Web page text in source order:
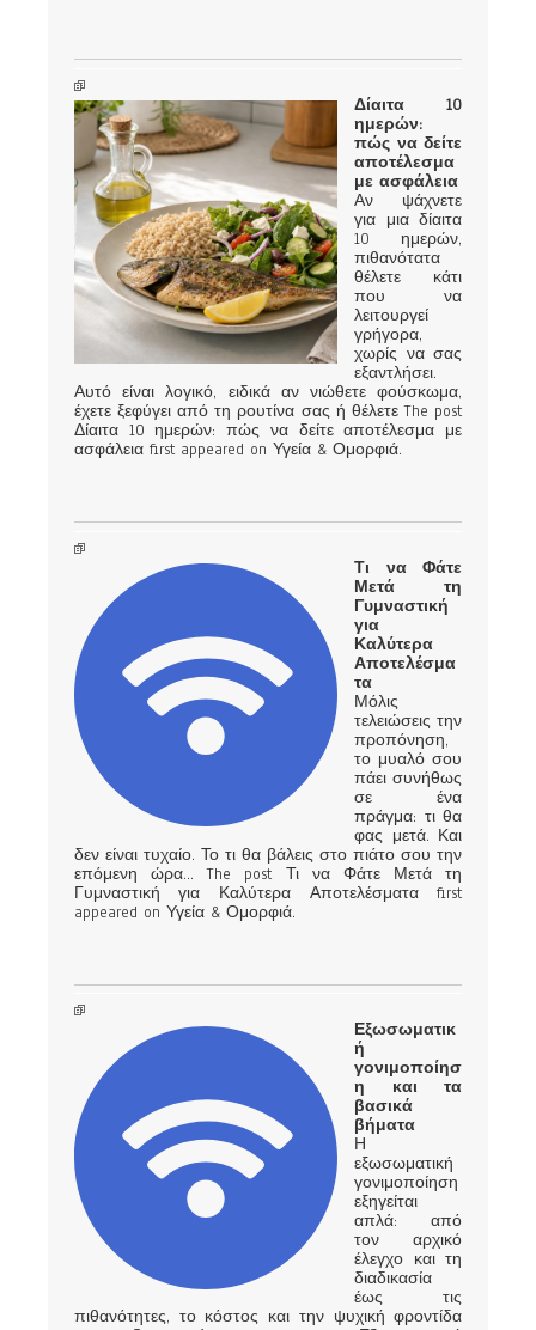
Δίαιτα 10
ημερών:
πώς να δείτε
αποτέλεσμα
με ασφάλεια
Αν ψάχνετε
για μια δίαιτα
10 ημερών,
πιθανότατα
θέλετε κάτι
που να
λειτουργεί
γρήγορα,
χωρίς να σας
εξαντλήσει.
Αυτό είναι λογικό, ειδικά αν νιώθετε φούσκωμα,
έχετε ξεφύγει από τη ρουτίνα σας ή θέλετε The post
Δίαιτα 10 ημερών: πώς να δείτε αποτέλεσμα με
ασφάλεια first appeared on Υγεία & Ομορφιά.
Τι να Φάτε
Μετά τη
Γυμναστική
για
Καλύτερα
Αποτελέσμα
τα
Μόλις
τελειώσεις την
προπόνηση,
το μυαλό σου
πάει συνήθως
σε ένα
πράγμα: τι θα
φας μετά. Και
δεν είναι τυχαίο. Το τι θα βάλεις στο πιάτο σου την
επόμενη ώρα… The post Τι να Φάτε Μετά τη
Γυμναστική για Καλύτερα Αποτελέσματα first
appeared on Υγεία & Ομορφιά.
Εξωσωματικ
ή
γονιμοποίησ
η και τα
βασικά
βήματα
Η
εξωσωματική
γονιμοποίηση
εξηγείται
απλά: από
τον αρχικό
έλεγχο και τη
διαδικασία
έως τις
πιθανότητες, το κόστος και την ψυχική φροντίδα